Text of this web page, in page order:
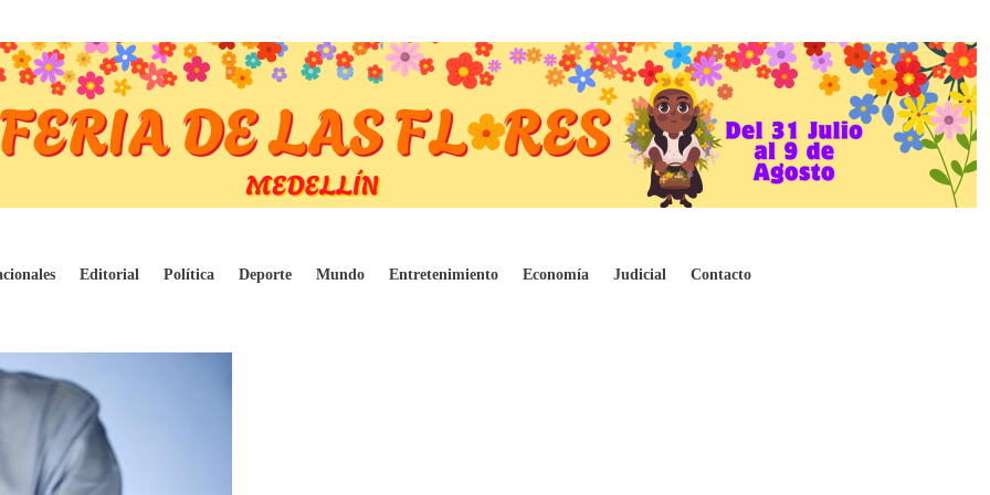
Editorial Política Deporte Mundo Entretenimiento Economía Judicial Contacto
de muerte